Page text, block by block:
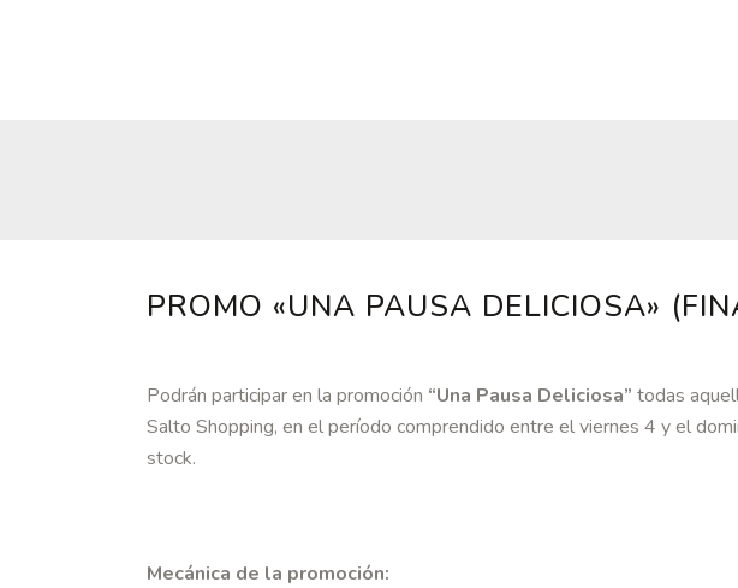
PROMO «UNA PAUSA DELICIOSA»
Podrán participar en la promoción “Una Pausa Deliciosa” todas
Salto Shopping, en el período comprendido entre el viernes 4 y el
stock.
Mecánica de la promoción: